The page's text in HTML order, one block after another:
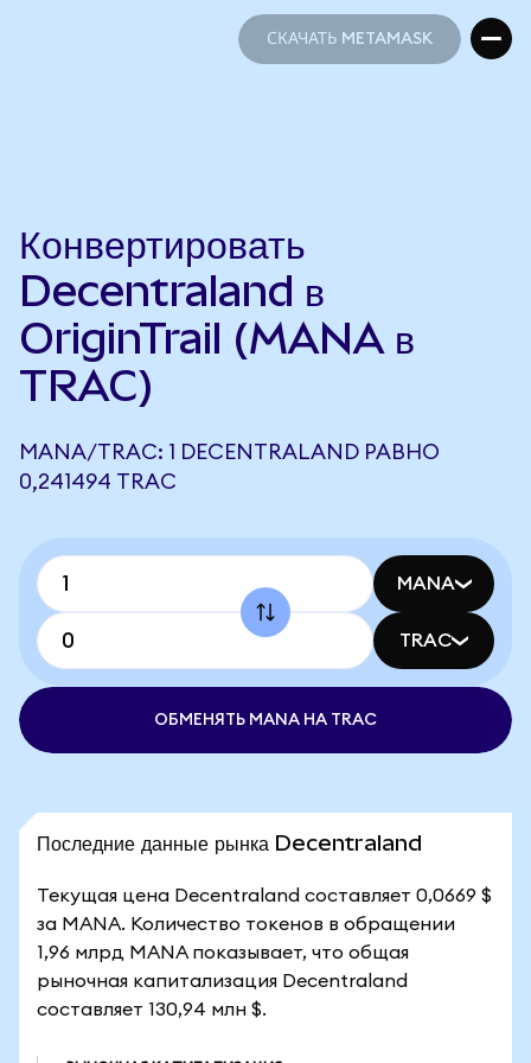
СКАЧАТЬ METAMASK
Конвертировать
Decentraland в
OriginTrail (MANA в
TRAC)
MANA/TRAC: 1 DECENTRALAND РАВНО
0,241494 TRAC
MANA
TRAC
ОБМЕНЯТЬ MANA НА TRAC
Последние данные рынка Decentraland
Текущая цена Decentraland составляет 0,0669 $
за MANA. Количество токенов в обращении
1,96 млрд MANA показывает, что общая
рыночная капитализация Decentraland
составляет 130,94 млн $.